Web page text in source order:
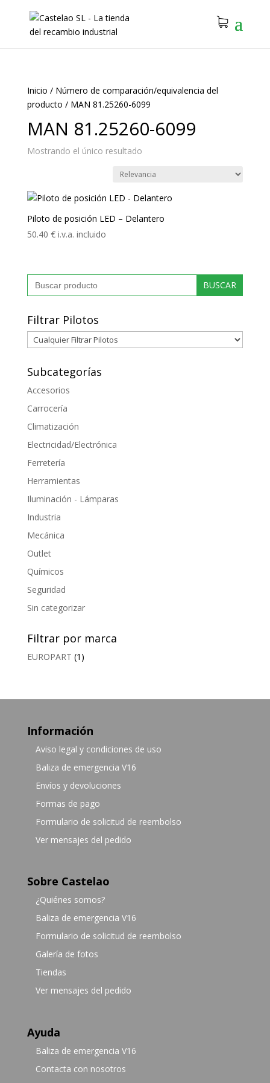
Inicio / Número de comparación/equivalencia del
producto / MAN 81.25260-6099
MAN 81.25260-6099
Mostrando el único resultado
Piloto de posición LED – Delantero
50.40 € i.v.a. incluido
Buscar:
Filtrar Pilotos
Subcategorías
Accesorios
Carrocería
Climatización
Electricidad/Electrónica
Ferretería
Herramientas
Iluminación - Lámparas
Industria
Mecánica
Outlet
Químicos
Seguridad
Sin categorizar
Filtrar por marca
EUROPART (1)
Información
Aviso legal y condiciones de uso
Baliza de emergencia V16
Envíos y devoluciones
Formas de pago
Formulario de solicitud de reembolso
Ver mensajes del pedido
Sobre Castelao
¿Quiénes somos?
Baliza de emergencia V16
Formulario de solicitud de reembolso
Galería de fotos
Tiendas
Ver mensajes del pedido
Ayuda
Baliza de emergencia V16
Contacta con nosotros